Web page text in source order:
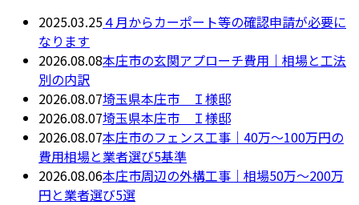
2025.03.25４月からカーポート等の確認申請が必要に
なります
2026.08.08本庄市の玄関アプローチ費用｜相場と工法
別の内訳
2026.08.07埼玉県本庄市 Ｉ様邸
2026.08.07埼玉県本庄市 Ｉ様邸
2026.08.07本庄市のフェンス工事｜40万〜100万円の
費用相場と業者選び5基準
2026.08.06本庄市周辺の外構工事｜相場50万〜200万
円と業者選び5選